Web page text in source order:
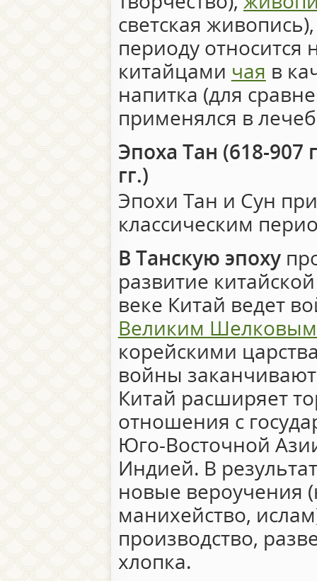
светская
периоду относится
китайцами чая в
напитка (для
применялся в
Эпоха Тан (618-907
гг.)
Эпохи Тан и Сун
классическим
В Танскую эпоху
развитие
веке Китай ведет
Великим
корейскими
войны
Китай расширяет
отношения с
Юго-Восточной
Индией. В
новые вероучения
манихейство,
производство,
хлопка.